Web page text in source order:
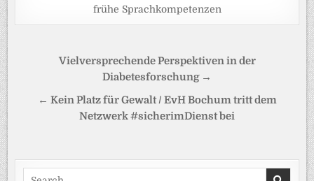
frühe Sprachkompetenzen
Beitragsnavigation
Vielversprechende Perspektiven in der
Diabetesforschung →
← Kein Platz für Gewalt / EvH Bochum tritt dem
Netzwerk #sicherimDienst bei
Search